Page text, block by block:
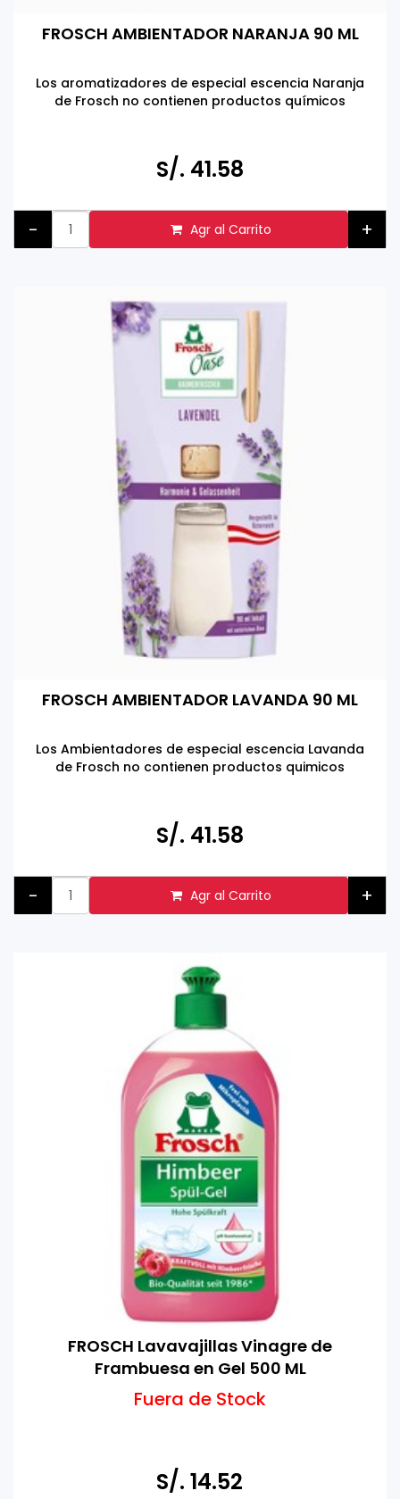
FROSCH AMBIENTADOR NARANJA 90 ML
Los aromatizadores de especial escencia Naranja
de Frosch no contienen productos químicos
S/. 41.58
- Agr al Carrito +
FROSCH AMBIENTADOR LAVANDA 90 ML
Los Ambientadores de especial escencia Lavanda
de Frosch no contienen productos quimicos
S/. 41.58
- Agr al Carrito +
FROSCH Lavavajillas Vinagre de
Frambuesa en Gel 500 ML
Fuera de Stock
S/. 14.52